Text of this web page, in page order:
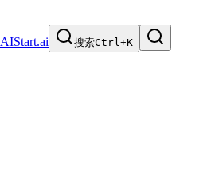
AIStart.ai 搜索Ctrl+K